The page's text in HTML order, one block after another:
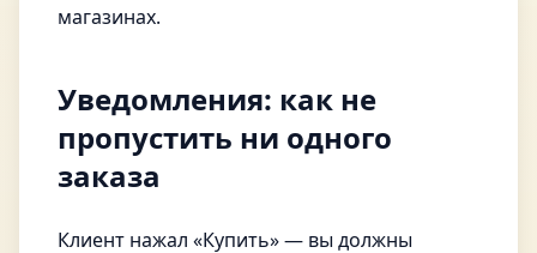
магазинах.
Уведомления: как не
пропустить ни одного
заказа
Клиент нажал «Купить» — вы должны